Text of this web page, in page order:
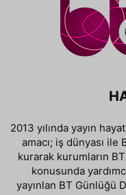
2013 yılında yayın
amacı; iş dünyası
kurarak kurumların BT
konusunda
yayınlan BT Günlüğü